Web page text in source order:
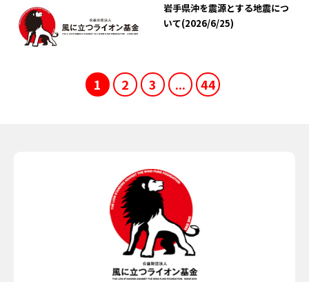
岩手県沖を震源とする地震につ
いて(2026/6/25)
1 2 3 ... 44